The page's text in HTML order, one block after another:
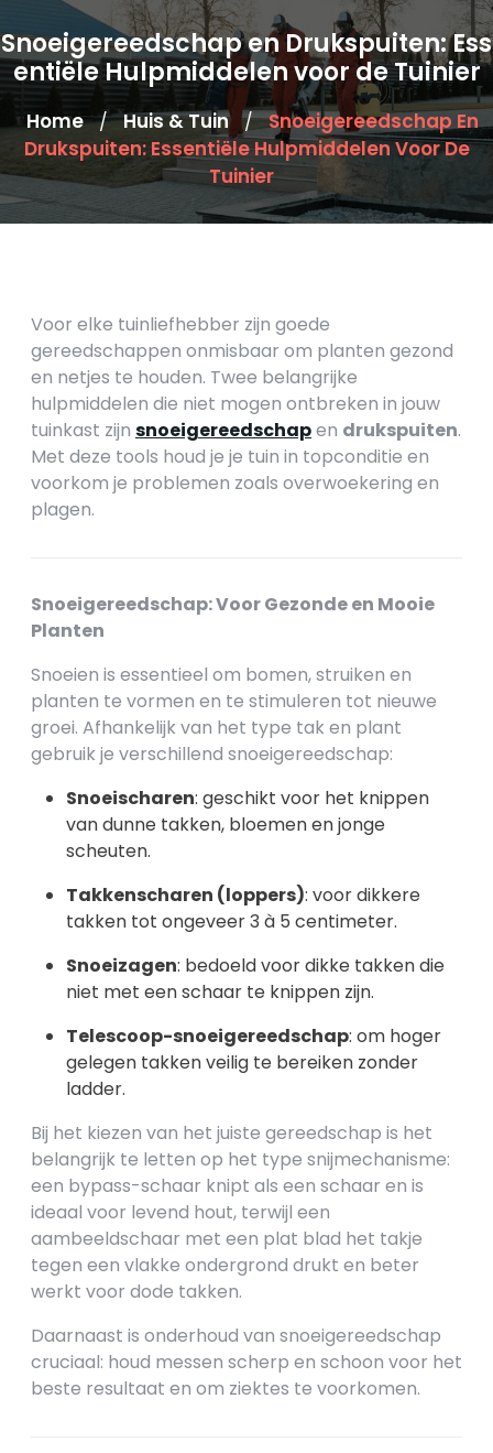
Snoeigereedschap en Drukspuiten: Ess
entiële Hulpmiddelen voor de Tuinier
Home / Huis & Tuin / Snoeigereedschap En
Drukspuiten: Essentiële Hulpmiddelen Voor De
Tuinier
Voor elke tuinliefhebber zijn goede
gereedschappen onmisbaar om planten gezond
en netjes te houden. Twee belangrijke
hulpmiddelen die niet mogen ontbreken in jouw
tuinkast zijn snoeigereedschapen drukspuiten.
Met deze tools houd je je tuin in topconditie en
voorkom je problemen zoals overwoekering en
plagen.
Snoeigereedschap: Voor Gezonde en Mooie
Planten
Snoeien is essentieel om bomen, struiken en
planten te vormen en te stimuleren tot nieuwe
groei. Afhankelijk van het type tak en plant
gebruik je verschillend snoeigereedschap:
Snoeischaren: geschikt voor het knippen
van dunne takken, bloemen en jonge
scheuten.
Takkenscharen (loppers): voor dikkere
takken tot ongeveer 3 à 5 centimeter.
Snoeizagen: bedoeld voor dikke takken die
niet met een schaar te knippen zijn.
Telescoop-snoeigereedschap: om hoger
gelegen takken veilig te bereiken zonder
ladder.
Bij het kiezen van het juiste gereedschap is het
belangrijk te letten op het type snijmechanisme:
een bypass-schaar knipt als een schaar en is
ideaal voor levend hout, terwijl een
aambeeldschaar met een plat blad het takje
tegen een vlakke ondergrond drukt en beter
werkt voor dode takken.
Daarnaast is onderhoud van snoeigereedschap
cruciaal: houd messen scherp en schoon voor het
beste resultaat en om ziektes te voorkomen.